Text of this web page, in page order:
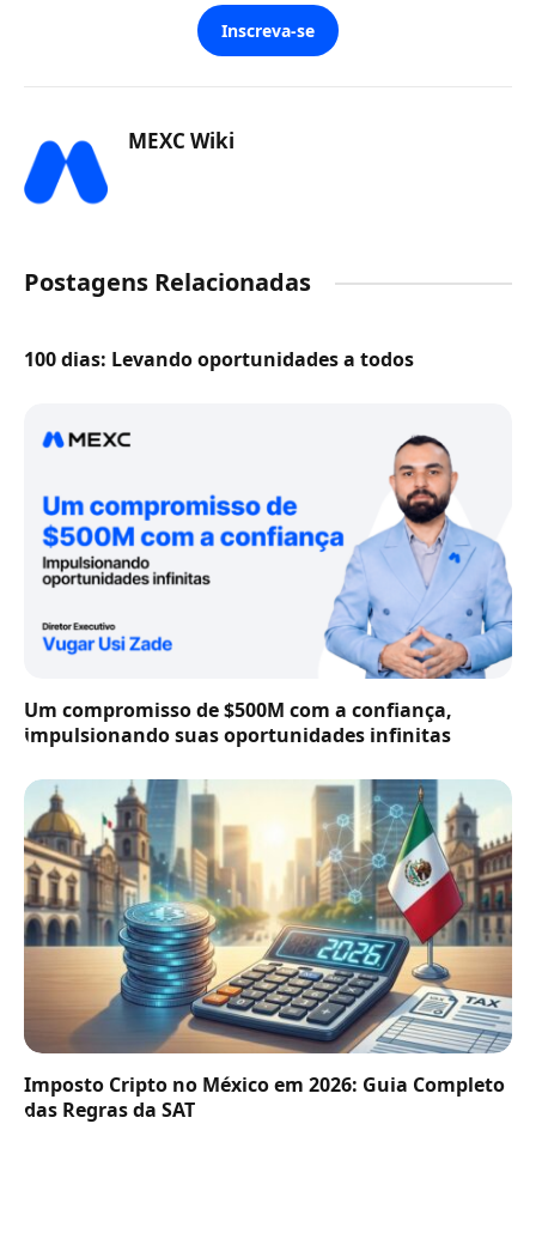
Inscreva-se
MEXC Wiki
Postagens Relacionadas
100 dias: Levando oportunidades a todos
Um compromisso de $500M com a confiança,
impulsionando suas oportunidades infinitas
Imposto Cripto no México em 2026: Guia Completo
das Regras da SAT